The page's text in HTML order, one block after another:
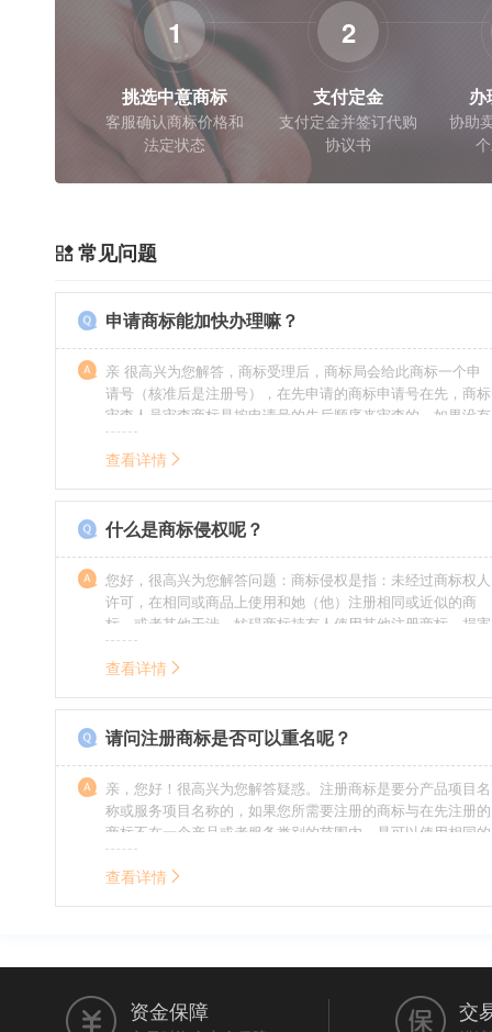
1
挑选中意商标
客服确认商标价格和
法定状态
2
支付定金
支付定金并签订代购
协议书
办
协助
常见问题
申请商标能加快办理嘛？
亲 很高兴为您解答，商标受理后，商标局会给此商标一个申
请号（核准后是注册号），在先申请的商标申请号在先，商标
审查人员审查商标是按申请号的先后顺序来审查的，如果没有
特殊情况（受理案件需要，被异议等），不会延迟也不会提
前。
查看详情
什么是商标侵权呢？
您好，很高兴为您解答问题：商标侵权是指：未经过商标权人
许可，在相同或商品上使用和她（他）注册相同或近似的商
标，或者其他干涉、妨碍商标持有人使用其他注册商标，损害
商标持有人合法权益的其他行为。侵权的人通常需要承担侵权
的责任，明知侵权的行为的人要承担赔偿的责任。情节严重
查看详情
请问注册商标是否可以重名呢？
亲，您好！很高兴为您解答疑惑。注册商标是要分产品项目名
称或服务项目名称的，如果您所需要注册的商标与在先注册的
商标不在一个产品或者服务类别的范围内，是可以使用相同的
名称的。希望我的回答能帮到您。
查看详情
资金保障 交